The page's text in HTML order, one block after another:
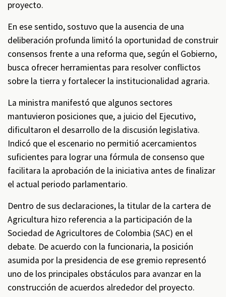
proyecto.
En ese sentido, sostuvo que la ausencia de una
deliberación profunda limitó la oportunidad de construir
consensos frente a una reforma que, según el Gobierno,
busca ofrecer herramientas para resolver conflictos
sobre la tierra y fortalecer la institucionalidad agraria.
La ministra manifestó que algunos sectores
mantuvieron posiciones que, a juicio del Ejecutivo,
dificultaron el desarrollo de la discusión legislativa.
Indicó que el escenario no permitió acercamientos
suficientes para lograr una fórmula de consenso que
facilitara la aprobación de la iniciativa antes de finalizar
el actual periodo parlamentario.
Dentro de sus declaraciones, la titular de la cartera de
Agricultura hizo referencia a la participación de la
Sociedad de Agricultores de Colombia (SAC) en el
debate. De acuerdo con la funcionaria, la posición
asumida por la presidencia de ese gremio representó
uno de los principales obstáculos para avanzar en la
construcción de acuerdos alrededor del proyecto.